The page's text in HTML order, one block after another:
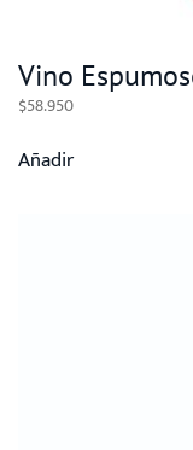
Vino
$58.950
Añadir